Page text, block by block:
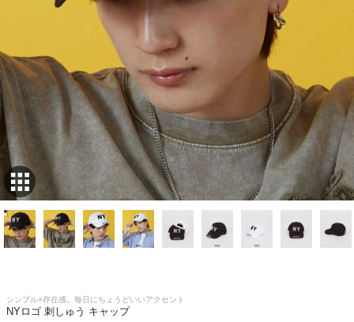
シンプル×存在感。毎日にちょうどいいアクセント
NYロゴ 刺しゅう キャップ